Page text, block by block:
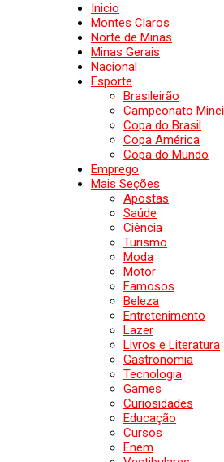
Inicio
Montes Claros
Norte de Minas
Minas Gerais
Nacional
Esporte
Brasileirão
Campeonato
Copa do Brasil
Copa América
Copa do Mundo
Emprego
Mais Seções
Apostas
Saúde
Ciência
Turismo
Moda
Motor
Famosos
Beleza
Entretenimento
Lazer
Livros e Literatura
Gastronomia
Tecnologia
Games
Curiosidades
Educação
Cursos
Enem